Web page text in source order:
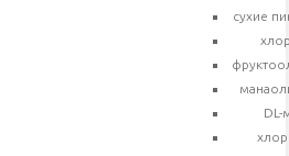
сухие
DL-